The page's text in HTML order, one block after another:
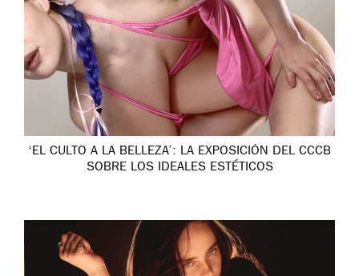
‘EL CULTO A LA BELLEZA’: LA EXPOSICIÓN DEL CCCB
SOBRE LOS IDEALES ESTÉTICOS